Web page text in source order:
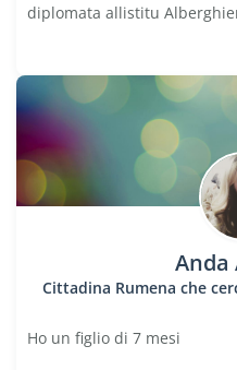
diplomata allistitu
Anda
Cittadina Rumena che
Ho un figlio di 7 mesi